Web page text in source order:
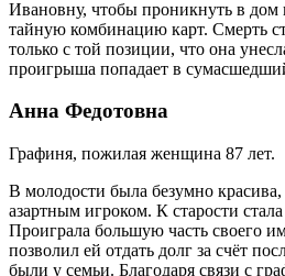
Ивановну, чтобы проникнуть в дом
тайную комбинацию карт. Смерть
только с той позиции, что она
проигрыша попадает в
Анна Федотовна
Графиня, пожилая женщина 87 лет.
В молодости была безумно красива,
азартным игроком. К старости
Проиграла большую часть своего
позволил ей отдать долг за счёт
были у семьи. Благодаря связи с